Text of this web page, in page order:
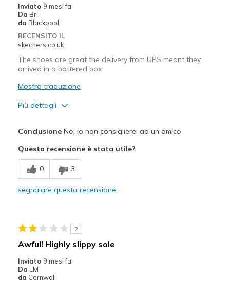
Migliori Utilizzi:
Casual Wear
Going Out
Sizing
Feels true to size
Inviato 9 mesi fa
Da Bri
da Blackpool
RECENSITO IL
skechers.co.uk
The shoes are great the delivery from UPS meant they
arrived in a battered box
Mostra traduzione
Più dettagli
Width
Sizing
ConclusioneNo, io non consiglierei ad un amico
Questa recensione è stata utile?
0 3
segnalare questa recensione
2
Awful! Highly slippy sole
Inviato 9 mesi fa
Da LM
da Cornwall